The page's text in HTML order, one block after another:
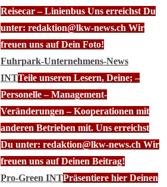
Reisecar – Linienbus Uns erreichst Du
unter: redaktion@lkw-news.ch Wir
freuen uns auf Dein Foto!
Fuhrpark-Unternehmens-News
INTTeile unseren Lesern, Deine; –
Personelle – Management-
Veränderungen – Kooperationen mit
anderen Betrieben mit. Uns erreichst
Du unter: redaktion@lkw-news.ch Wir
freuen uns auf Deinen Beitrag!
Pro-Green INTPräsentiere hier Deinen